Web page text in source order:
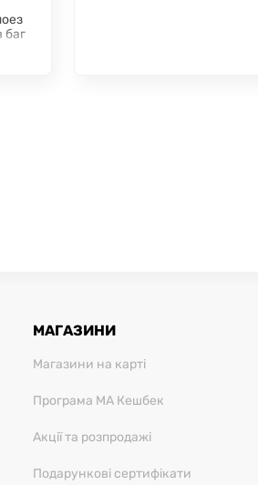
баг
МАГАЗИНИ
Магазини на карті
Програма МА Кешбек
Акції та розпродажі
Подарункові сертифікати